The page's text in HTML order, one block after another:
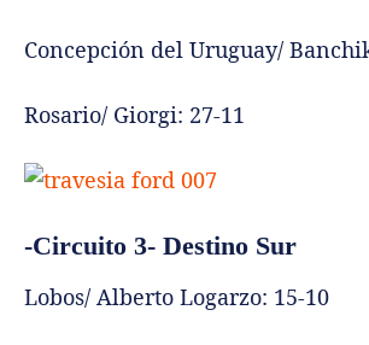
Concepción del Uruguay/
Rosario/ Giorgi: 27-11
-Circuito 3- Destino Sur
Lobos/ Alberto Logarzo: 15-10